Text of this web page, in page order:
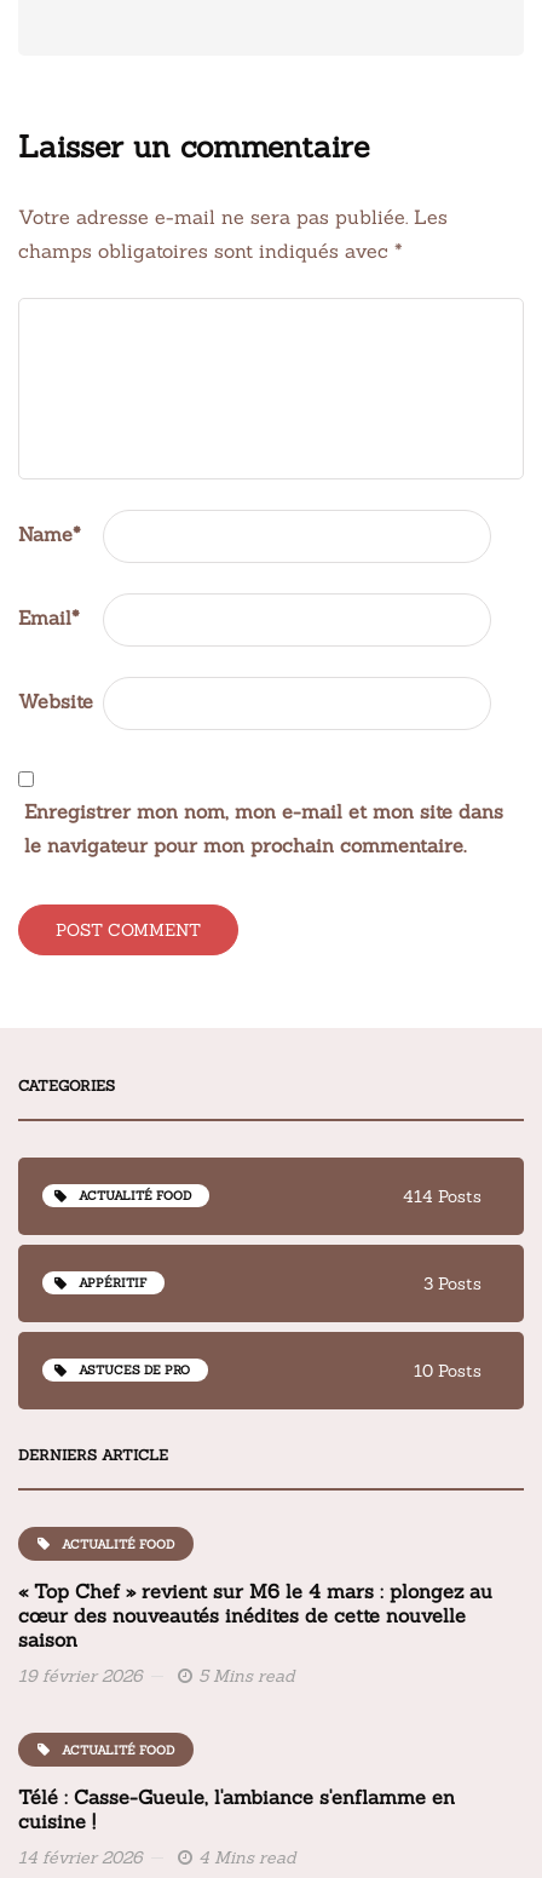
Laisser un commentaire
Votre adresse e-mail ne sera pas publiée. Les
champs obligatoires sont indiqués avec *
Name*
Email*
Website
Enregistrer mon nom, mon e-mail et mon site dans
le navigateur pour mon prochain commentaire.
CATEGORIES
ACTUALITÉ FOOD 414 Posts
APPÉRITIF 3 Posts
ASTUCES DE PRO 10 Posts
DERNIERS ARTICLE
ACTUALITÉ FOOD
« Top Chef » revient sur M6 le 4 mars : plongez au
cœur des nouveautés inédites de cette nouvelle
saison
19 février 2026 5 Mins read
ACTUALITÉ FOOD
Télé : Casse-Gueule, l'ambiance s'enflamme en
cuisine !
14 février 2026 4 Mins read